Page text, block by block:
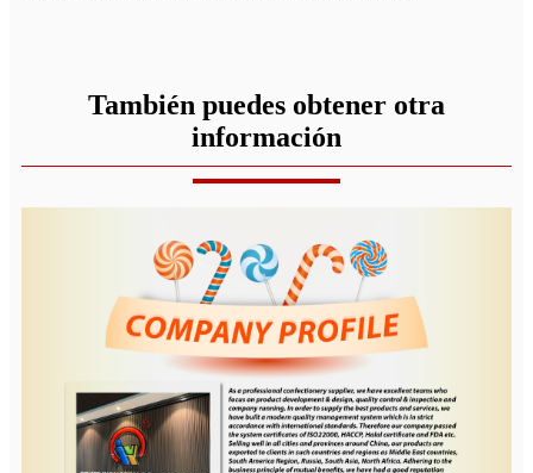
También puedes obtener otra
información